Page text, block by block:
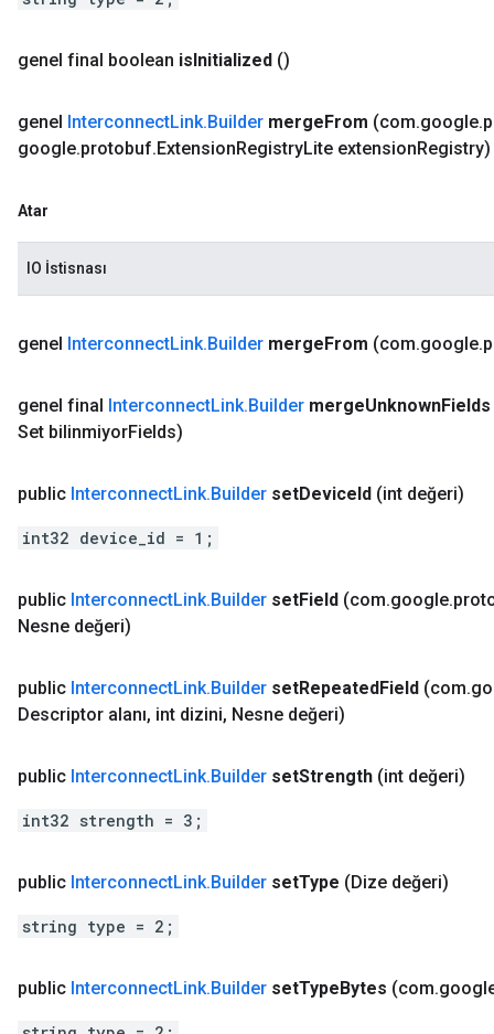
genel final boolean isInitialized ()
genel InterconnectLink.Builder mergeFrom (com.google.
google.protobuf.ExtensionRegistryLite extensionRegistry)
Atar
IO İstisnası
genel InterconnectLink.Builder mergeFrom (com.google.
genel final InterconnectLink.Builder mergeUnknownFields
Set bilinmiyorFields)
public InterconnectLink.Builder setDeviceId (int değeri)
int32 device_id = 1;
public InterconnectLink.Builder setField (com.google.
Nesne değeri)
public InterconnectLink.Builder setRepeatedField (com.
Descriptor alanı, int dizini, Nesne değeri)
public InterconnectLink.Builder setStrength (int değeri)
int32 strength = 3;
public InterconnectLink.Builder setType (Dize değeri)
string type = 2;
public InterconnectLink.Builder setTypeBytes (com.